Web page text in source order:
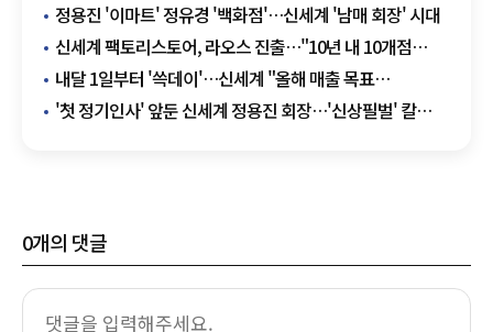
정용진 '이마트' 정유경 '백화점'…신세계 '남매 회장' 시대
신세계 팩토리스토어, 라오스 진출…"10년 내 10개점
목표"
내달 1일부터 '쓱데이'…신세계 "올해 매출 목표
1조9000억원"
'첫 정기인사' 앞둔 신세계 정용진 회장…'신상필벌' 칼
0개의 댓글